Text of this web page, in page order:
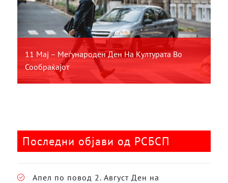
11 Мај – Меѓународен Ден На Културата Во
Сообраќајот
Последни објави од РСБСП
Апел по повод 2. Август Ден на